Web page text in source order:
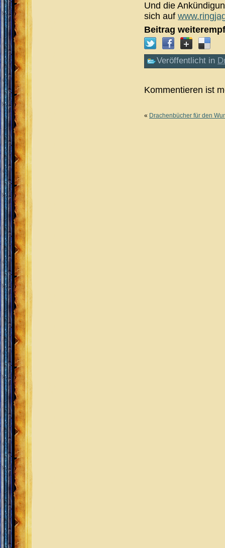
Und die
sich auf
Beitrag
Veröffentlicht in
Kommentieren ist
« Drachenbücher für den